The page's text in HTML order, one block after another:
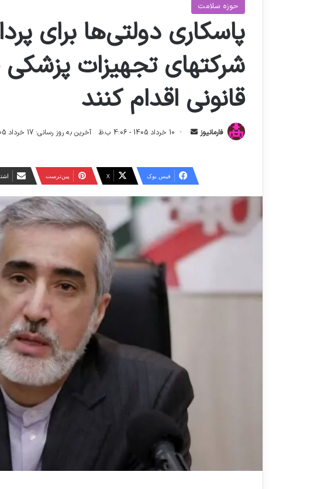
حوزه سلامت
پاسکاری دولتی‌ها برای
شرکتهای تجهیزات
قانونی اقدام کنند
فارمانیوز
م
ل
10 خرداد 1405 - 4:06 ب.ظ
آخرین به روز رسانی: 17 خرداد 1405 - 4:10 ب.ظ
فیس بوک X ‫پین‌ترست